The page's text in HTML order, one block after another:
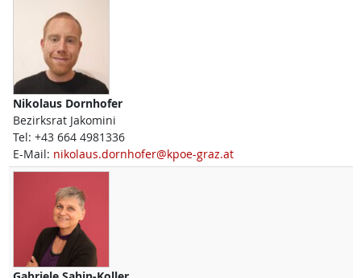
Nikolaus Dornhofer
Bezirksrat Jakomini
Tel: +43 664 4981336
E-Mail: nikolaus.dornhofer@kpoe-graz.at